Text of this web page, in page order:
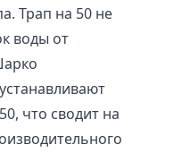
Трап на 50 не
воды от
что сводит на